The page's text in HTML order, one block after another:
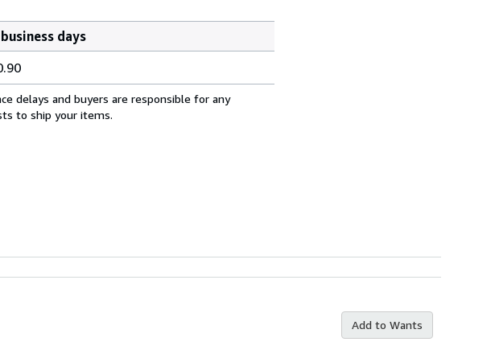
days
delays and buyers are responsible for any
to ship your items.
Add to Wants